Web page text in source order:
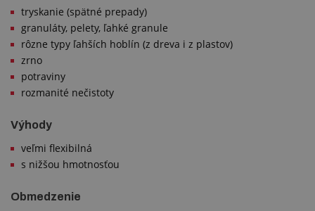
tryskanie (spätné prepady)
granuláty, pelety, ľahké granule
rôzne typy ľahších hoblín (z dreva i z plastov)
zrno
potraviny
rozmanité nečistoty
Výhody
veľmi flexibilná
s nižšou hmotnosťou
Obmedzenie